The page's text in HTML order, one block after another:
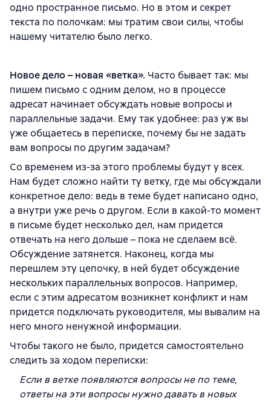
одно пространное письмо. Но в этом и секрет
текста по полочкам: мы тратим свои силы, чтобы
нашему читателю было легко.
Новое дело – новая «ветка». Часто бывает так: мы
пишем письмо с одним делом, но в процессе
адресат начинает обсуждать новые вопросы и
параллельные задачи. Ему так удобнее: раз уж вы
уже общаетесь в переписке, почему бы не задать
вам вопросы по другим задачам?
Со временем из-за этого проблемы будут у всех.
Нам будет сложно найти ту ветку, где мы обсуждали
конкретное дело: ведь в теме будет написано одно,
а внутри уже речь о другом. Если в какой-то момент
в письме будет несколько дел, нам придется
отвечать на него дольше – пока не сделаем всё.
Обсуждение затянется. Наконец, когда мы
перешлем эту цепочку, в ней будет обсуждение
нескольких параллельных вопросов. Например,
если с этим адресатом возникнет конфликт и нам
придется подключать руководителя, мы вывалим на
него много ненужной информации.
Чтобы такого не было, придется самостоятельно
следить за ходом переписки:
Если в ветке появляются вопросы не по теме,
ответы на эти вопросы нужно давать в новых